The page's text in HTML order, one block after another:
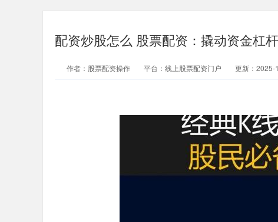
配资炒股怎么 股票配资：撬动资金杠
作者：股票配资操作 平台：线上股票配资门户 更新：2025-